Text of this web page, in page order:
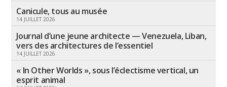
Canicule, tous au musée
14 JUILLET 2026
Journal d’une jeune architecte — Venezuela, Liban,
vers des architectures de l’essentiel
14 JUILLET 2026
« In Other Worlds », sous l’éclectisme vertical, un
esprit animal